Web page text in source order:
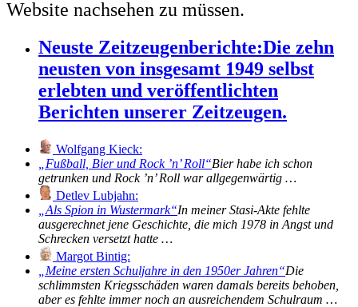
Website nachsehen zu müssen.
Neuste Zeitzeugenberichte:Die zehn
neusten von insgesamt 1949 selbst
erlebten und veröffentlichten
Berichten unserer Zeitzeugen.
Wolfgang Kieck:
Fußball, Bier und Rock ’n’ Roll Bier habe ich schon
getrunken und Rock ’n’ Roll war allgegenwärtig …
Detlev Lubjahn:
Als Spion in Wustermark In meiner Stasi-Akte fehlte
ausgerechnet jene Geschichte, die mich 1978 in Angst und
Schrecken versetzt hatte …
Margot Bintig:
Meine ersten Schuljahre in den 1950er Jahren Die
schlimmsten Kriegsschäden waren damals bereits behoben,
aber es fehlte immer noch an ausreichendem Schulraum …